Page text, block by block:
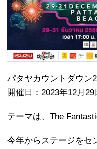
パタヤカウントダウン
開催日：2023年12月29
テーマは、The
今年からステージをセ